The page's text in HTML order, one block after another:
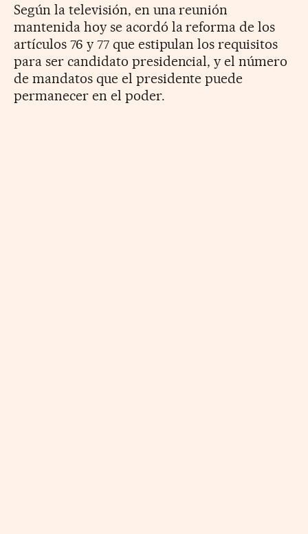
Según la televisión, en una reunión
mantenida hoy se acordó la reforma de los
artículos 76 y 77 que estipulan los requisitos
para ser candidato presidencial, y el número
de mandatos que el presidente puede
permanecer en el poder.